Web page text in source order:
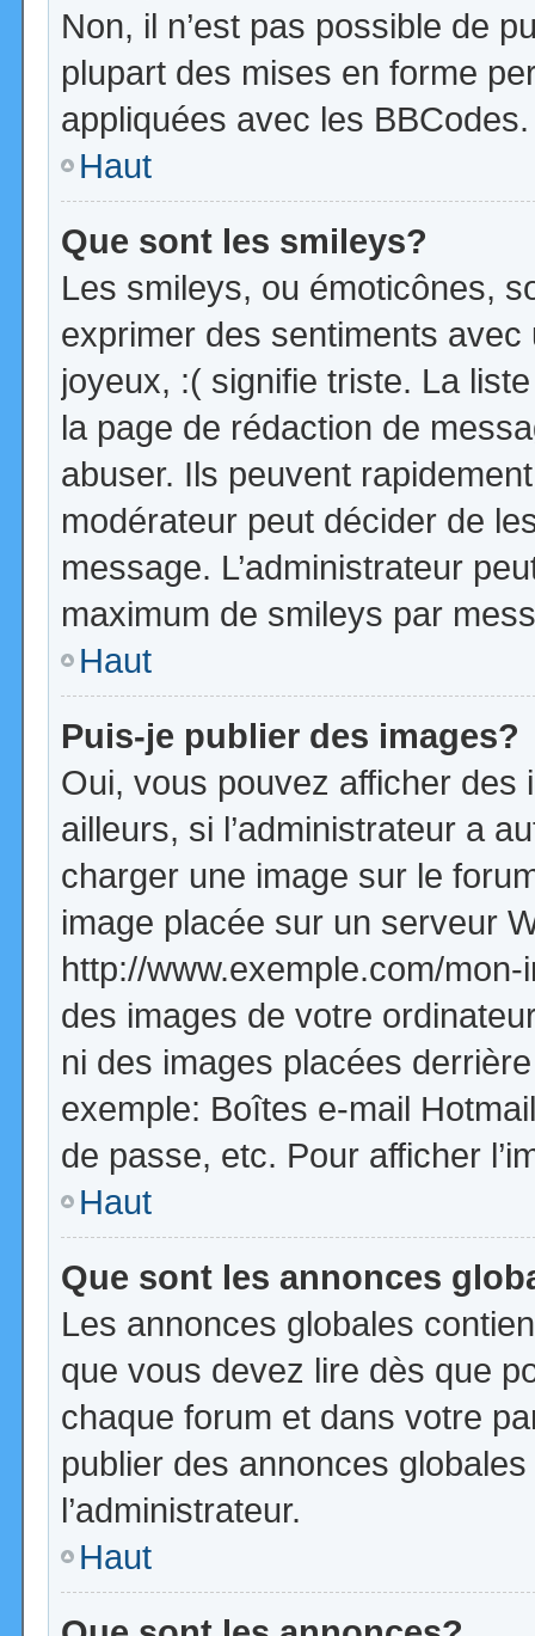
Non, il n’est pas possible de
plupart des mises en forme
appliquées avec les BBCodes.
Haut
Que sont les smileys?
Les smileys, ou émoticônes,
exprimer des sentiments
joyeux, :( signifie triste. La
la page de rédaction de
abuser. Ils peuvent
modérateur peut décider de
message. L’administrateur
maximum de smileys par
Haut
Puis-je publier des images?
Oui, vous pouvez afficher
ailleurs, si l’administrateur a
charger une image sur le
image placée sur un serveur
http://www.exemple.com/
des images de votre
ni des images placées
exemple: Boîtes e-mail
de passe, etc. Pour afficher
Haut
Que sont les annonces
Les annonces globales
que vous devez lire dès que
chaque forum et dans votre
publier des annonces
l’administrateur.
Haut